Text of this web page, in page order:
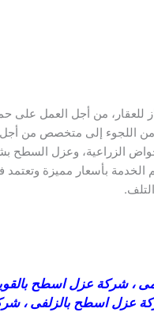
للعقار، من أجل العمل على
من اللجوء إلى متخصص من
الزراعية، وعزل السطح
الخدمة بأسعار مميزة
،شركة عزل اسطح
عزل اسطح بالزلفى ،